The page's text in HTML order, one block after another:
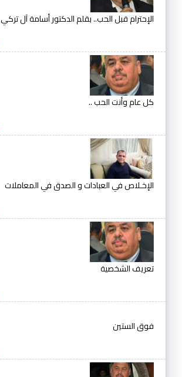
الإحترام قبل الحب.. بقلم الدكتور أسامة آل تركي
كل عام وأنت الحب ..
الإخـلاص في العبادات و الصدق في المعاملات
تعريف الشخصية
فوق الستين